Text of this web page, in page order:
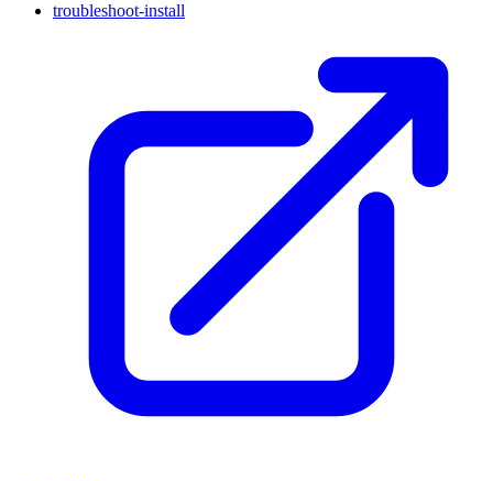
troubleshoot-install